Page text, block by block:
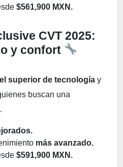
$561,900 MXN.
CVT 2025:
y confort
superior de tecnología y
buscan una
más avanzado.
$591,900 MXN.